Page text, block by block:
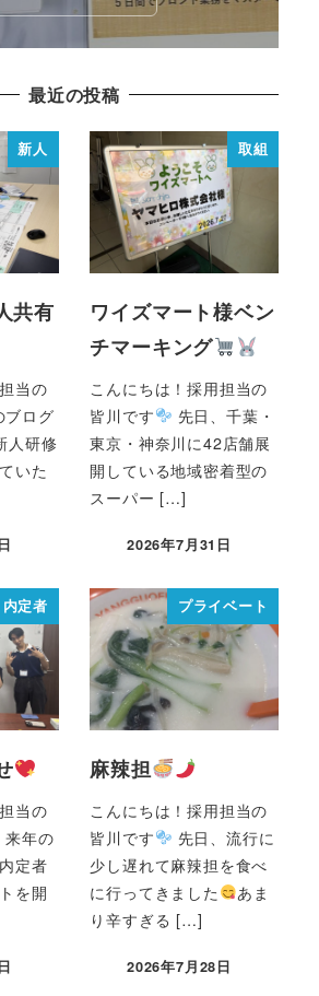
最近の投稿
新人
共有
当の
ブログ
人研修
いた
取組
ワイズマート様ベン
チマーキング
こんにちは！採用担当の
皆川です
先日、千葉・
東京・神奈川に42店舗展
開している地域密着型の
スーパー […]
2026年7月31日
内定者
当の
来年の
定者
を開
プライベート
麻辣担
こんにちは！採用担当の
皆川です
先日、流行に
少し遅れて麻辣担を食べ
に行ってきました
あま
り辛すぎる […]
2026年7月28日